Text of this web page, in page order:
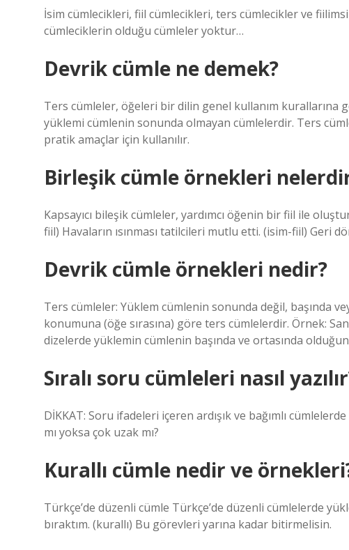
İsim cümlecikleri, fiil cümlecikleri, ters cümlecikler ve
cümleciklerin olduğu cümleler yoktur…
Devrik cümle ne demek?
Ters cümleler, öğeleri bir dilin genel kullanım kurallarına
yüklemi cümlenin sonunda olmayan cümlelerdir. Ters
pratik amaçlar için kullanılır.
Birleşik cümle örnekleri
Kapsayıcı bileşik cümleler, yardımcı öğenin bir fiil ile
fiil) Havaların ısınması tatilcileri mutlu etti. (isim-fiil) Geri
Devrik cümle örnekleri nedir?
Ters cümleler: Yüklem cümlenin sonunda değil, başında
konumuna (öğe sırasına) göre ters cümlelerdir. Örnek:
dizelerde yüklemin cümlenin başında ve ortasında
Sıralı soru cümleleri nasıl
DİKKAT: Soru ifadeleri içeren ardışık ve bağımlı
mı yoksa çok uzak mı?
Kurallı cümle nedir ve
Türkçe’de düzenli cümle Türkçe’de düzenli cümlelerde
bıraktım. (kurallı) Bu görevleri yarına kadar bitirmelisin.